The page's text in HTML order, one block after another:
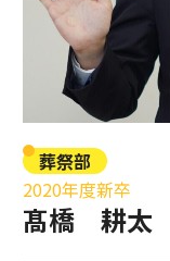
葬祭部
2020年度新卒
髙橋 耕太